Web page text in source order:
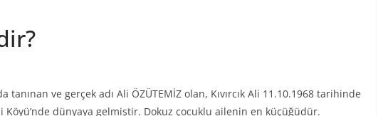
tanınan ve gerçek adı Ali ÖZÜTEMİZ olan, Kıvırcık Ali 11.10.1968 tarihinde
Köyü’nde dünyaya gelmiştir. Dokuz çocuklu ailenin en küçüğüdür.